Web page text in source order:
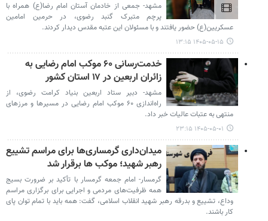
مشهد- جمعی از خادمان آستان امام رضا(ع) همراه با
پرچم متبرک گنبد رضوی، در حرمین امامین
عسکریین(ع) حضور یافتند و با مسئولان این عتبه مقدس دیدار کردند.
۱۴۰۵-۰۵-۱۵ ۱۳:۱۵
خدمت‌رسانی ۶۰ موکب امام رضایی به
زائران اربعین در ۱۷ استان کشور
مشهد- دبیر ستاد اربعین بنیاد کرامت رضوی، از
راه‌اندازی ۶۰ موکب امام رضایی در مسیرها و مرزهای
منتهی به عتبات عالیات خبر داد.
۱۴۰۵-۰۵-۰۱ ۲۳:۱۵
میدان‌داری گرمساری‌ها برای مراسم تشییع
رهبر شهید؛ موکب ها برقرار شد
گرمسار- امام جمعه گرمسار با تأکید بر ضرورت بسیج
همه ظرفیت‌های مردمی و اجرایی برای برگزاری مراسم
وداع، تشییع و بدرقه رهبر شهید انقلاب اسلامی، گفت: همه باید با تمام توان پای
کار باشند.